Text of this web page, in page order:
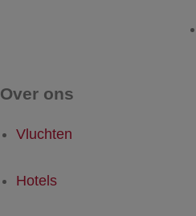
Over ons
Vluchten
Hotels